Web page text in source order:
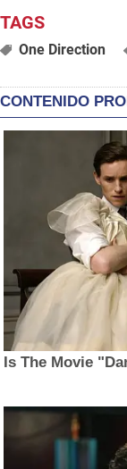
One Direction
CONTENIDO
Is The Movie